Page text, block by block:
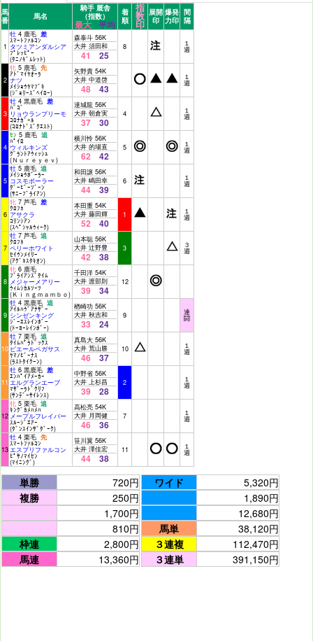
馬
番
馬名
騎手 厩舎
（指数）
最大 平均
着
順
指
数
印
展開
印
爆発
力印
間
隔
1
牡 4 鹿毛 差
ｽﾏｰﾄﾌｧﾙｺﾝ
タツミアンダルシア
ﾌﾟﾚｯﾋﾟｰ
(ﾀﾆﾉｷﾞﾑﾚｯﾄ)
森泰斗 56K
大井 須田和
41 25
8 １
週
2
牝 5 鹿毛 先
ｱﾄﾞﾏｲﾔｵｰﾗ
ナツ
ﾒｲｼｮｳﾔﾏﾌﾞｷ
(ｼﾞｮﾘｰｽﾞﾍｲﾛｰ)
矢野貴 54K
大井 中道啓
48 43
１
週
3
牡 4 黒鹿毛 差
ﾊﾞｺﾞ
リョウランプリーモ
ｺﾛﾅｶﾞｰﾙ
(ｺﾛﾅﾄﾞｽﾞｸｴｽﾄ)
達城龍 56K
大井 朝倉実
37 30
4 １
週
4
ｾﾝ 5 鹿毛 追
ﾊﾟｲﾛ
ウィルキンズ
ｸﾞﾗﾝﾄｱｳｨｯｼｭ
(Ｎｕｒｅｙｅｖ)
横川怜 56K
大井 的場直
62 42
5 １
週
5
牡 5 鹿毛 追
ﾒｲｼｮｳﾎﾞｰﾗｰ
コスモボーラー
ﾀﾞｰﾋﾞｰｿﾞｰﾝ
(ｻﾆｰﾌﾞﾗｲｱﾝ)
和田譲 56K
大井 嶋田幸
44 39
6 １
週
6
牝 7 芦毛 差
ｸﾛﾌﾈ
アサクラ
ｺﾘﾝｼｱﾝ
(ｽﾍﾟｼｬﾙｳｨｰｸ)
本田重 54K
大井 藤田輝
52 40
1 １
週
7
牡 7 芦毛 追
ｸﾛﾌﾈ
ペリーホワイト
ｾｲｳﾝﾒｲﾘｰ
(ｱｸﾞﾈｽﾀｷｵﾝ)
山本聡 56K
大井 辻野豊
42 38
3 ３
週
8
牝 6 鹿毛
ﾌﾞﾗｲｱﾝｽﾞﾀｲﾑ
メジャーメアリー
ｳｨﾑｼｶﾙｿｰﾂ
(Ｋｉｎｇｍａｍｂｏ)
千田洋 54K
大井 渡部則
39 34
12
9
牡 4 黒鹿毛 追
ｱｲﾙﾊｳﾞｱﾅｻﾞｰ
シンゼンキング
ｼﾞｰｴｽﾚｲﾝﾎﾞｰ
(ﾄｰﾖｰﾚｲﾝﾎﾞｰ)
楢崎功 56K
大井 秋吉和
33 24
9 連
闘
10
牡 7 栗毛 追
ﾀｲﾑﾊﾟﾗﾄﾞｯｸｽ
ピエールペガサス
ﾔﾏﾉﾋﾞｰﾅｽ
(ﾗｽﾄﾀｲｸｰﾝ)
真島大 56K
大井 荒山勝
46 37
10 １
週
11
牡 6 黒鹿毛 差
ｴﾝﾊﾟｲｱﾒｰｶｰ
エルグランエーブ
ﾏｻﾞｰﾗﾄﾞｸﾘﾌ
(ｻﾝﾃﾞｰｻｲﾚﾝｽ)
中野省 56K
大井 上杉昌
39 28
2 １
週
12
牝 5 栗毛 追
ｷﾝｸﾞｶﾒﾊﾒﾊ
メープルフレイバー
ｽﾙｰｼﾞｴｱｰ
(ﾀﾞﾝｽｲﾝｻﾞﾀﾞｰｸ)
高松亮 54K
大井 月岡健
46 36
7 １
週
13
牡 4 栗毛 先
ｽﾏｰﾄﾌｧﾙｺﾝ
エスプリファルコン
ﾋﾟｻﾉﾏｲｾﾝ
(ﾏｲﾆﾝｸﾞ)
笹川翼 56K
大井 澤佳宏
44 38
11 １
週
単勝
720円
複勝
250円
1,700円
810円
枠連
2,800円
馬連
13,360円
ワイド
5,320円
1,890円
12,680円
馬単
38,120円
３連複
112,470円
３連単
391,150円